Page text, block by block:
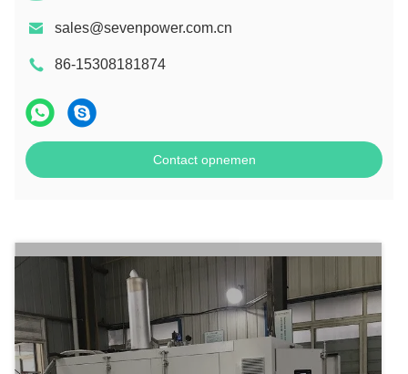
sales@sevenpower.com.cn
86-15308181874
Contact opnemen